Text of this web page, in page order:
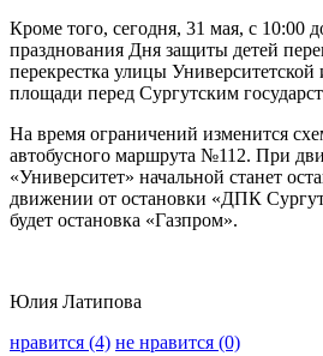
Кроме того, сегодня, 31 мая, с 10:00
празднования Дня защиты детей
перекрестка улицы
площади перед Сургутским
На время ограничений изменится
автобусного маршрута №112. При
«Университет» начальной станет
движении от остановки «ДПК
будет остановка «Газпром».
Юлия Латипова
нравится (4) не нравится (0)